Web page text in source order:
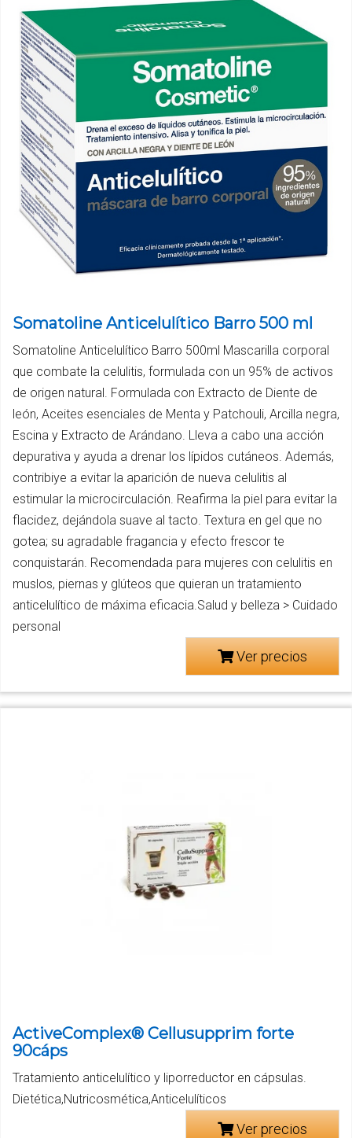
Somatoline Anticelulítico Barro 500 ml
Somatoline Anticelulítico Barro 500ml Mascarilla corporal
que combate la celulitis, formulada con un 95% de activos
de origen natural. Formulada con Extracto de Diente de
león, Aceites esenciales de Menta y Patchouli, Arcilla negra,
Escina y Extracto de Arándano. Lleva a cabo una acción
depurativa y ayuda a drenar los lípidos cutáneos. Además,
contribiye a evitar la aparición de nueva celulitis al
estimular la microcirculación. Reafirma la piel para evitar la
flacidez, dejándola suave al tacto. Textura en gel que no
gotea; su agradable fragancia y efecto frescor te
conquistarán. Recomendada para mujeres con celulitis en
muslos, piernas y glúteos que quieran un tratamiento
anticelulítico de máxima eficacia.Salud y belleza > Cuidado
personal
Ver precios
ActiveComplex® Cellusupprim forte
90cáps
Tratamiento anticelulítico y liporreductor en cápsulas.
Dietética,Nutricosmética,Anticelulíticos
Ver precios